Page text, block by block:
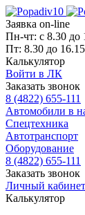
Заявка on-line
Пн-чт: с 8.30 до
Пт: 8.30 до 16.15
Калькулятор
Войти в ЛК
Заказать звонок
8 (4822) 655-111
Автомобили в
Спецтехника
Автотранспорт
Оборудование
8 (4822) 655-111
Заказать звонок
Личный кабинет
Калькулятор